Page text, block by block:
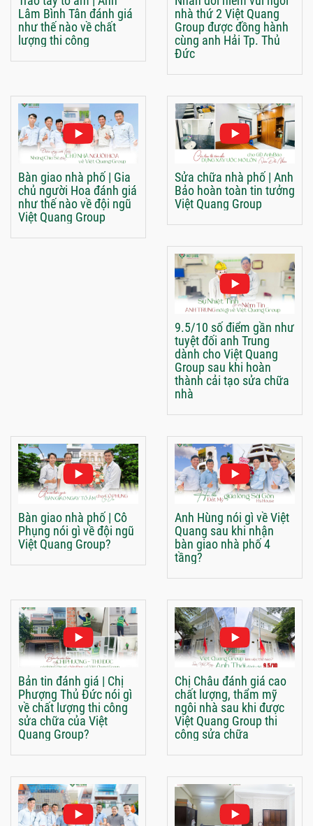
Lâm Bình Tân đánh giá
như thế nào về chất
lượng thi công
nhà thứ 2 Việt Quang
Group được đồng hành
cùng anh Hải Tp. Thủ
Đức
Bàn giao nhà phố | Gia
chủ người Hoa đánh giá
như thế nào về đội ngũ
Việt Quang Group
Sửa chữa nhà phố | Anh
Bảo hoàn toàn tin tưởng
Việt Quang Group
9.5/10 số điểm gần như
tuyệt đối anh Trung
dành cho Việt Quang
Group sau khi hoàn
thành cải tạo sửa chữa
nhà
Bàn giao nhà phố | Cô
Phụng nói gì về đội ngũ
Việt Quang Group?
Anh Hùng nói gì về Việt
Quang sau khi nhận
bàn giao nhà phố 4
tầng?
Bản tin đánh giá | Chị
Phượng Thủ Đức nói gì
về chất lượng thi công
sửa chữa của Việt
Quang Group?
Chị Châu đánh giá cao
chất lượng, thẩm mỹ
ngôi nhà sau khi được
Việt Quang Group thi
công sửa chữa